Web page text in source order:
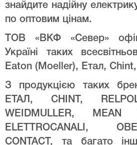
знайдите надійну
по оптовим цінам.
ТОВ «ВКФ «Север»
Україні таких
Eaton (Moeller), Етал,
З продукцією таких
ЕТАЛ, CHINT,
WEIDMULLER,
ELETTROCANALI,
CONTACT, та багато